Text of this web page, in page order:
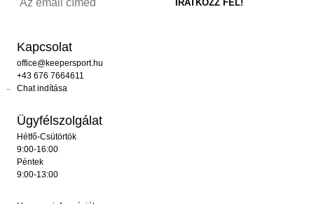
Kapcsolat
office@keepersport.hu
+43 676 7664611
Chat indítása
Ügyfélszolgálat
Hétfő-Csütörtök
9:00-16:00
Péntek
9:00-13:00